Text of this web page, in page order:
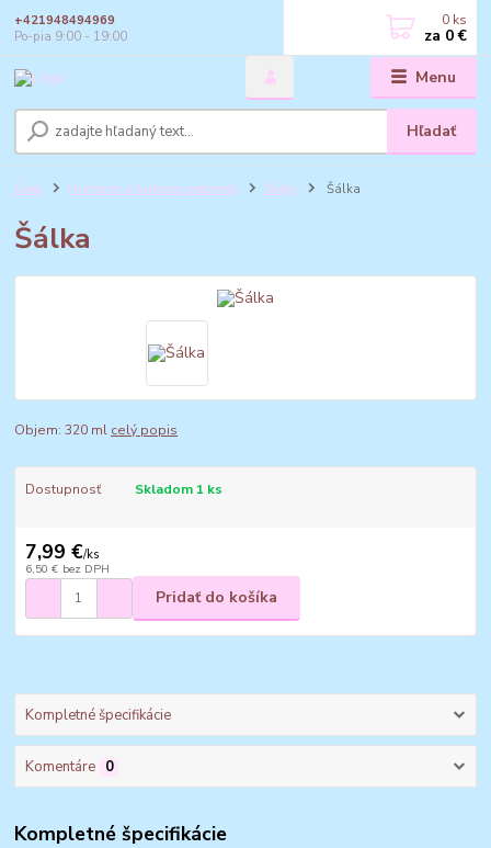
Menu
Hľadať
+421948494969
Po-pia 9:00 - 19:00
0 ks
za 0 €
Úvod Humorné a žartovné predmety Šálky Šálka
Šálka
Objem: 320 ml celý popis
Dostupnosť Skladom 1 ks
7,99 €/ks
6,50 € bez DPH
Pridať do košíka
Kompletné špecifikácie
Komentáre 0
Kompletné špecifikácie